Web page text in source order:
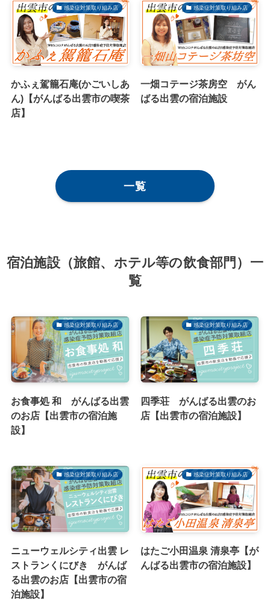
感染症対策取り組み店
かふぇ駕籠石庵(かごいしあ
ん)【がんばる出雲市の喫茶
店】
感染症対策取り組み店
一畑コテージ茶房空 がん
ばる出雲の宿泊施設
一覧
宿泊施設（旅館、ホテル等の飲食部門）一
覧
感染症対策取り組み店
お食事処 和 がんばる出雲
のお店【出雲市の宿泊施
設】
感染症対策取り組み店
四季荘 がんばる出雲のお
店【出雲市の宿泊施設】
感染症対策取り組み店
ニューウェルシティ出雲 レ
ストランくにびき がんば
る出雲のお店【出雲市の宿
泊施設】
感染症対策取り組み店
はたご小田温泉 清泉亭【が
んばる出雲市の宿泊施設】